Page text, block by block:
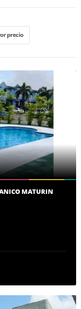
precio
MATURIN